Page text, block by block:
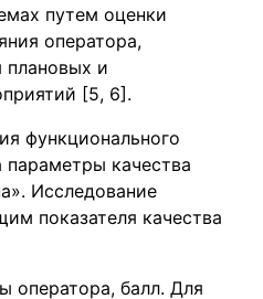
путем оценки
оператора,
плановых и
[5, 6].
функционального
параметры качества
Исследование
показателя качества
оператора, балл. Для